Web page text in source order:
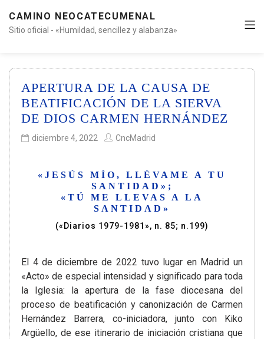
CAMINO NEOCATECUMENAL
Sitio oficial - «Humildad, sencillez y alabanza»
APERTURA DE LA CAUSA DE
BEATIFICACIÓN DE LA SIERVA
DE DIOS CARMEN HERNÁNDEZ
diciembre 4, 2022 CncMadrid
«JESÚS MÍO, LLÉVAME A TU
SANTIDAD»;
«TÚ ME LLEVAS A LA
SANTIDAD»
(«Diarios 1979-1981», n. 85; n.199)
El 4 de diciembre de 2022 tuvo lugar en Madrid un
«Acto» de especial intensidad y significado para toda
la Iglesia: la apertura de la fase diocesana del
proceso de beatificación y canonización de Carmen
Hernández Barrera, co-iniciadora, junto con Kiko
Argüello, de ese itinerario de iniciación cristiana que